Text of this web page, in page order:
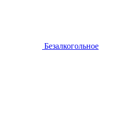
Безалкогольное